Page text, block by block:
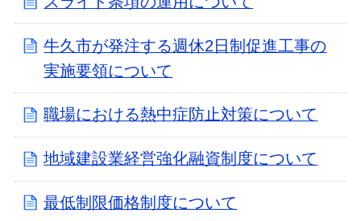
牛久市が発注する週休2日制促進工事の
実施要領について
職場における熱中症防止対策について
地域建設業経営強化融資制度について
最低制限価格制度について